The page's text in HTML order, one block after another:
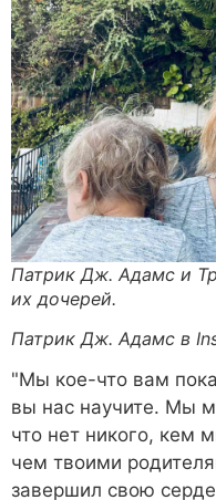
Патрик Дж. Адамс и
их дочерей.
Патрик Дж. Адамс в
"Мы кое-что вам
вы нас научите. Мы
что нет никого, кем
чем твоими
завершил свою